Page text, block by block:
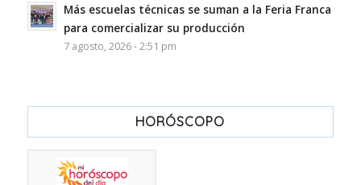
Más escuelas técnicas se suman a la Feria Franca
para comercializar su producción
7 agosto, 2026 - 2:51 pm
HORÓSCOPO